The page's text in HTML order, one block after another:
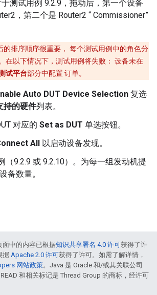
测试用例 9.2.9，拖动后，第一个设备
，第二个是 Router2 “ Commissioner”
的排序顺序很重要， 每个测试用例中的角色分
在以下情况下，测试用例将失败： 设备未在
试平台部分中配置 订单。
Auto DUT Device Selection 复选
持的硬件列表。
对应的 Set as DUT 单选按钮。
All 以启动设备发现。
（9.2.9 或 9.2.10）。为每一组发动机提
备数量。
面中的内容已根据知识共享署名 4.0 许可获得了许
据 Apache 2.0 许可获得了许可。如需了解详情，
网站政策。Java 是 Oracle 和/或其关联公司
和相关标记是 Thread Group 的商标，经许可